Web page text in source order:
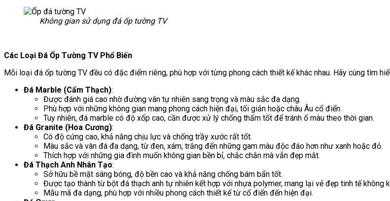
Không gian sử dụng đá ốp tường TV
Các Loại Đá Ốp Tường TV Phổ Biến
Mỗi loại đá ốp tường TV đều có đặc điểm riêng, phù hợp với từng phong cách thiết kế khác nhau. Hãy cùng tìm
Đá Marble (Cẩm Thạch):
Được đánh giá cao nhờ đường vân tự nhiên sang trọng và màu sắc đa dạng.
Phù hợp với những không gian mang phong cách hiện đại, tối giản hoặc châu Âu cổ điển.
Tuy nhiên, đá marble có độ xốp cao, cần được xử lý chống thấm tốt để tránh ố màu theo thời gian.
Đá Granite (Hoa Cương):
Có độ cứng cao, khả năng chịu lực và chống trầy xước rất tốt.
Màu sắc và vân đá đa dạng, từ đen, xám, trắng đến những gam màu độc đáo hơn như xanh hoặc đỏ.
Thích hợp với những gia đình muốn không gian bền bỉ, chắc chắn mà vẫn đẹp mắt.
Đá Thạch Anh Nhân Tạo:
Sở hữu bề mặt sáng bóng, độ bền cao và khả năng chống bám bẩn tốt.
Được tạo thành từ bột đá thạch anh tự nhiên kết hợp với nhựa polymer, mang lại vẻ đẹp tinh tế không
Mẫu mã đa dạng, phù hợp với nhiều phong cách thiết kế từ cổ điển đến hiện đại.